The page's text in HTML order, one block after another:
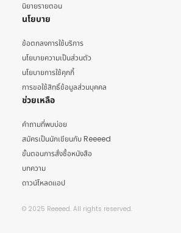
นิยายรายตอน
นโยบาย
ข้อตกลงการใช้บริการ
นโยบายความเป็นส่วนตัว
นโยบายการใช้คุกกี้
การขอใช้สิทธิ์ข้อมูลส่วนบุคคล
ช่วยเหลือ
คำถามที่พบบ่อย
สมัครเป็นนักเขียนกับ Reeeed
ขั้นตอนการสั่งซื้อหนังสือ
บทความ
ดาวน์โหลดแอป
© 2025 Reeeed. All rights reserved.